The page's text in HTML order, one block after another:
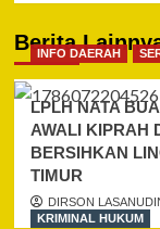
Berita
INFO DAERAH
LPLH NATA
AWALI KIPRAH
BERSIHKAN
TIMUR
DIRSON
KRIMINAL HUKUM